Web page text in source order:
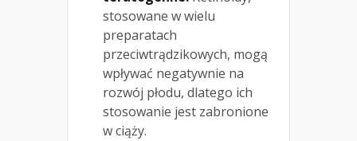
stosowane w wielu
preparatach
przeciwtrądzikowych, mogą
wpływać negatywnie na
rozwój płodu, dlatego ich
stosowanie jest zabronione
w ciąży.